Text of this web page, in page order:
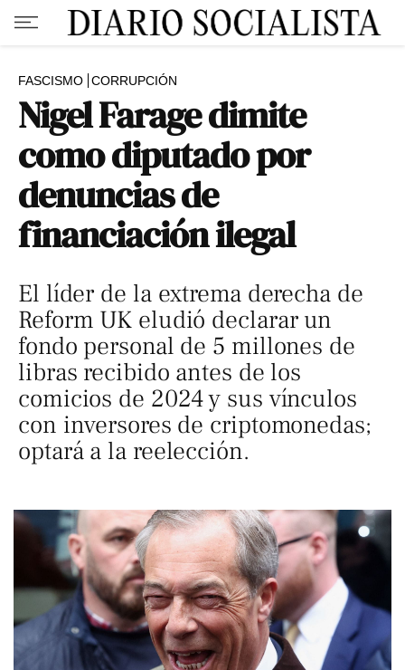
FASCISMO CORRUPCIÓN
Nigel Farage dimite
como diputado por
denuncias de
financiación ilegal
El líder de la extrema derecha de
Reform UK eludió declarar un
fondo personal de 5 millones de
libras recibido antes de los
comicios de 2024​​​​​​​ y sus vínculos
con inversores de criptomonedas;
optará a la reelección.